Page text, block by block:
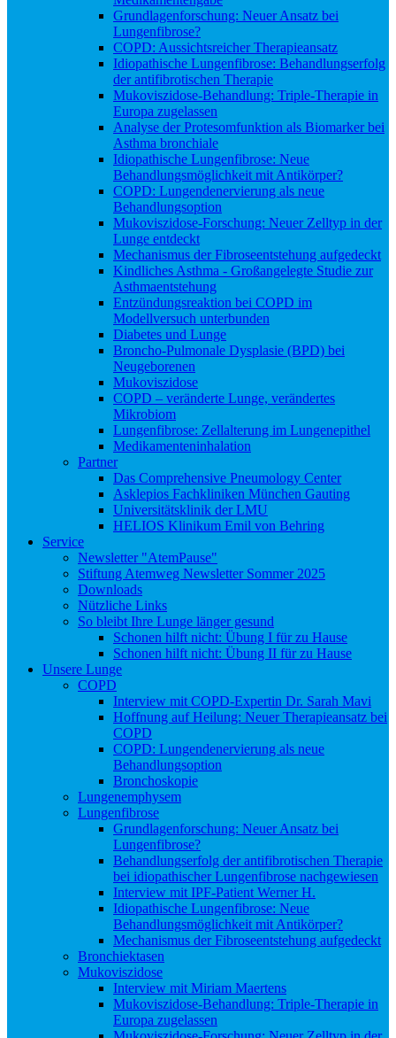
Grundlagenforschung: Neuer Ansatz bei
Lungenfibrose?
COPD: Aussichtsreicher Therapieansatz
Idiopathische Lungenfibrose: Behandlungserfolg
der antifibrotischen Therapie
Mukoviszidose-Behandlung: Triple-Therapie in
Europa zugelassen
Analyse der Protesomfunktion als Biomarker bei
Asthma bronchiale
Idiopathische Lungenfibrose: Neue
Behandlungsmöglichkeit mit Antikörper?
COPD: Lungendenervierung als neue
Behandlungsoption
Mukoviszidose-Forschung: Neuer Zelltyp in der
Lunge entdeckt
Mechanismus der Fibroseentstehung aufgedeckt
Kindliches Asthma - Großangelegte Studie zur
Asthmaentstehung
Entzündungsreaktion bei COPD im
Modellversuch unterbunden
Diabetes und Lunge
Broncho-Pulmonale Dysplasie (BPD) bei
Neugeborenen
Mukoviszidose
COPD – veränderte Lunge, verändertes
Mikrobiom
Lungenfibrose: Zellalterung im Lungenepithel
Medikamenteninhalation
Partner
Das Comprehensive Pneumology Center
Asklepios Fachkliniken München Gauting
Universitätsklinik der LMU
HELIOS Klinikum Emil von Behring
Service
Newsletter "AtemPause"
Stiftung Atemweg Newsletter Sommer 2025
Downloads
Nützliche Links
So bleibt Ihre Lunge länger gesund
Schonen hilft nicht: Übung I für zu Hause
Schonen hilft nicht: Übung II für zu Hause
Unsere Lunge
COPD
Interview mit COPD-Expertin Dr. Sarah Mavi
Hoffnung auf Heilung: Neuer Therapieansatz bei
COPD
COPD: Lungendenervierung als neue
Behandlungsoption
Bronchoskopie
Lungenemphysem
Lungenfibrose
Grundlagenforschung: Neuer Ansatz bei
Lungenfibrose?
Behandlungserfolg der antifibrotischen Therapie
bei idiopathischer Lungenfibrose nachgewiesen
Interview mit IPF-Patient Werner H.
Idiopathische Lungenfibrose: Neue
Behandlungsmöglichkeit mit Antikörper?
Mechanismus der Fibroseentstehung aufgedeckt
Bronchiektasen
Mukoviszidose
Interview mit Miriam Maertens
Mukoviszidose-Behandlung: Triple-Therapie in
Europa zugelassen